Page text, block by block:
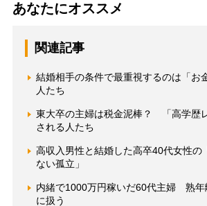
あなたにオススメ
関連記事
結婚相手の条件で最重視するのは「お
人たち
東大卒の主婦は税金泥棒？ 「高学歴
される人たち
高収入男性と結婚した高卒40代女性の
ない孤立」
内緒で1000万円稼いだ60代主婦 熟年
に扱う